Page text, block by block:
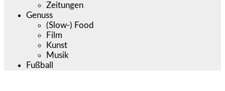
Zeitungen
Genuss
(Slow-) Food
Film
Kunst
Musik
Fußball